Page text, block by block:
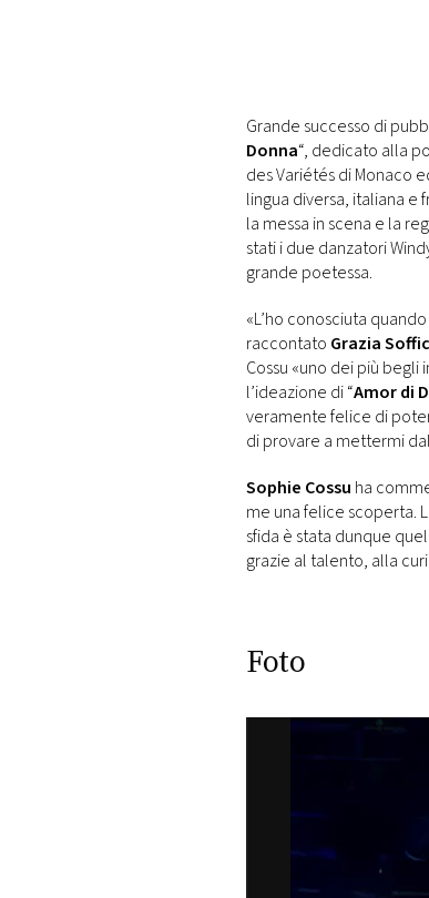
Grande successo di
Donna“, dedicato alla
des Variétés di Monaco
lingua diversa, italiana e
la messa in scena e la
stati i due danzatori
grande poetessa.
«L’ho conosciuta
raccontato Grazia Soffic
Cossu «uno dei più
l’ideazione di “Amor di
veramente felice di
di provare a mettermi
Sophie Cossu ha
me una felice scoperta.
sfida è stata dunque
grazie al talento, alla
Foto